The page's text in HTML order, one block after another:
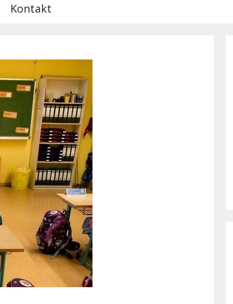
Kontakt